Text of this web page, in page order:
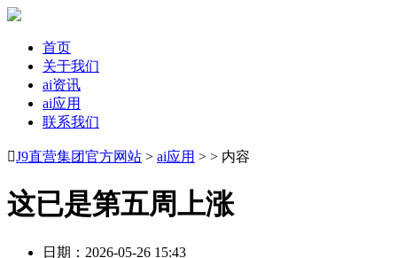
首页
关于我们
ai资讯
ai应用
联系我们
J9直营集团官方网站 > ai应用 > > 内容
这已是第五周上涨
日期：2026-05-26 15:43